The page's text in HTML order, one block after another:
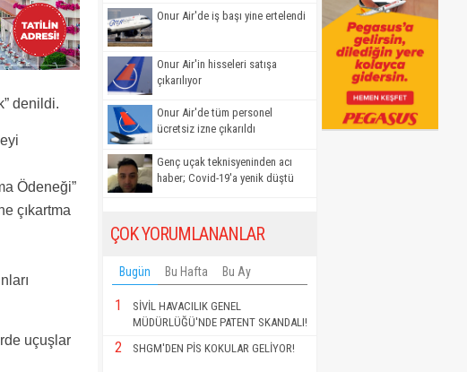
denildi.
Ödeneği”
çıkartma
uçuşlar
Onur Air'de iş başı yine ertelendi
Onur Air'in hisseleri satışa
çıkarılıyor
Onur Air'de tüm personel
ücretsiz izne çıkarıldı
Genç uçak teknisyeninden acı
haber; Covid-19'a yenik düştü
ÇOK YORUMLANANLAR
Bugün Bu Hafta Bu Ay
1
SİVİL HAVACILIK GENEL
MÜDÜRLÜĞÜ'NDE PATENT SKANDALI!
2 SHGM'DEN PİS KOKULAR GELİYOR!